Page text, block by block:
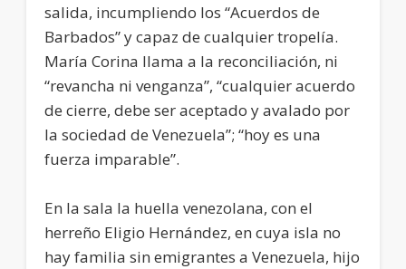
salida, incumpliendo los “Acuerdos de
Barbados” y capaz de cualquier tropelía.
María Corina llama a la reconciliación, ni
“revancha ni venganza”, “cualquier acuerdo
de cierre, debe ser aceptado y avalado por
la sociedad de Venezuela”; “hoy es una
fuerza imparable”.
En la sala la huella venezolana, con el
herreño Eligio Hernández, en cuya isla no
hay familia sin emigrantes a Venezuela, hijo